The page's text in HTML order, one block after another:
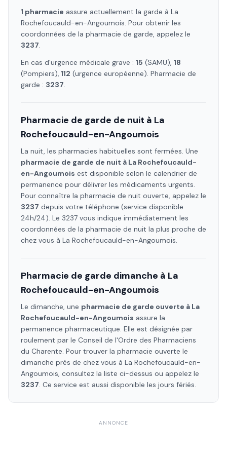
1 pharmacie assure actuellement la garde à La
Rochefoucauld-en-Angoumois. Pour obtenir les
coordonnées de la pharmacie de garde, appelez le
3237.
En cas d'urgence médicale grave : 15 (SAMU), 18
(Pompiers), 112 (urgence européenne). Pharmacie de
garde : 3237.
Pharmacie de garde de nuit à La
Rochefoucauld-en-Angoumois
La nuit, les pharmacies habituelles sont fermées. Une
pharmacie de garde de nuit à La Rochefoucauld-
en-Angoumois est disponible selon le calendrier de
permanence pour délivrer les médicaments urgents.
Pour connaître la pharmacie de nuit ouverte, appelez le
3237 depuis votre téléphone (service disponible
24h/24). Le 3237 vous indique immédiatement les
coordonnées de la pharmacie de nuit la plus proche de
chez vous à La Rochefoucauld-en-Angoumois.
Pharmacie de garde dimanche à La
Rochefoucauld-en-Angoumois
Le dimanche, une pharmacie de garde ouverte à La
Rochefoucauld-en-Angoumois assure la
permanence pharmaceutique. Elle est désignée par
roulement par le Conseil de l'Ordre des Pharmaciens
du Charente. Pour trouver la pharmacie ouverte le
dimanche près de chez vous à La Rochefoucauld-en-
Angoumois, consultez la liste ci-dessus ou appelez le
3237. Ce service est aussi disponible les jours fériés.
ANNONCE